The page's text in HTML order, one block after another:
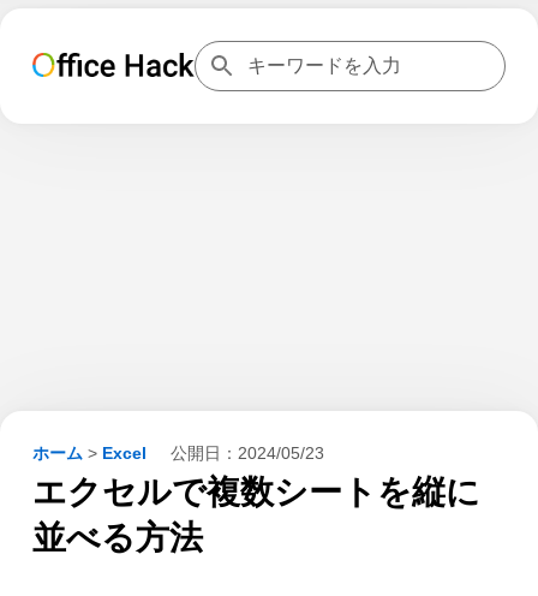
ホーム > Excel 公開日： 2024/05/23
エクセルで複数シートを縦に
並べる方法